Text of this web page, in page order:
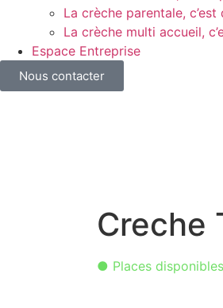
La crèche parentale, c’est
La crèche multi accueil,
Espace Entreprise
Nous contacter
Creche
● Places disponibles